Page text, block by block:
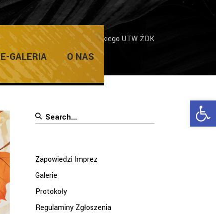
E-GALERIA O NAS
/Inauguracja Roku Akademickiego UTW ŻDK
Search
Zapowiedzi Imprez
Galerie
Protokoły
Regulaminy Zgłoszenia